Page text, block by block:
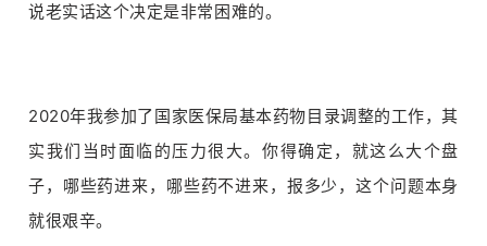
说老实话这个决定是非常困难的。
2020年我参加了国家医保局基本药物目录调整的工作，其
实我们当时面临的压力很大。你得确定，就这么大个盘
子，哪些药进来，哪些药不进来，报多少，这个问题本身
就很艰辛。